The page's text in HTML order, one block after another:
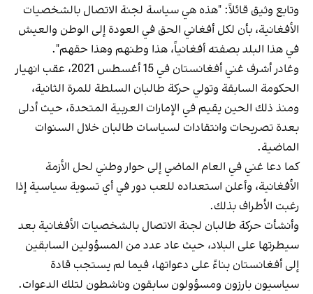
وتابع وثيق قائلاً: "هذه هي سياسة لجنة الاتصال بالشخصيات
الأفغانية، بأن لكل أفغاني الحق في العودة إلى الوطن والعيش
في هذا البلد بصفته أفغانياً، هذا وطنهم وهذا حقهم".
وغادر أشرف غني أفغانستان في 15 أغسطس 2021، عقب انهيار
الحكومة السابقة وتولي حركة طالبان السلطة للمرة الثانية،
ومنذ ذلك الحين يقيم في الإمارات العربية المتحدة، حيث أدلى
بعدة تصريحات وانتقادات لسياسات طالبان خلال السنوات
الماضية.
كما دعا غني في العام الماضي إلى حوار وطني لحل الأزمة
الأفغانية، وأعلن استعداده للعب دور في أي تسوية سياسية إذا
رغبت الأطراف بذلك.
وأنشأت حركة طالبان لجنة الاتصال بالشخصيات الأفغانية بعد
سيطرتها على البلاد، حيث عاد عدد من المسؤولين السابقين
إلى أفغانستان بناءً على دعواتها، فيما لم يستجب قادة
سياسيون بارزون ومسؤولون سابقون وناشطون لتلك الدعوات.